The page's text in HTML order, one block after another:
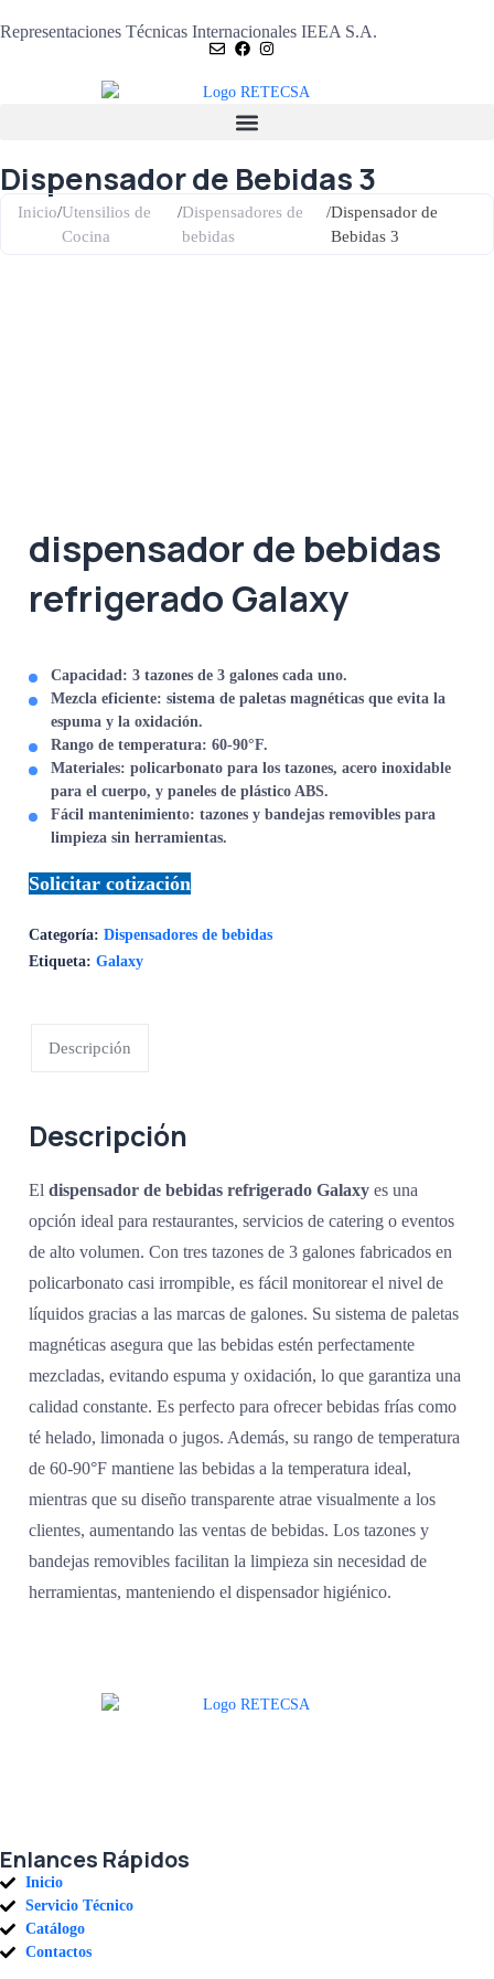
Representaciones Técnicas Internacionales IEEA S.A.
Dispensador de Bebidas 3
Inicio/Utensilios de
Cocina
/Dispensadores de
bebidas​
/Dispensador de
Bebidas 3
dispensador de bebidas
refrigerado Galaxy
Capacidad: 3 tazones de 3 galones cada uno.
Mezcla eficiente: sistema de paletas magnéticas que evita la
espuma y la oxidación.
Rango de temperatura: 60-90°F.
Materiales: policarbonato para los tazones, acero inoxidable
para el cuerpo, y paneles de plástico ABS.
Fácil mantenimiento: tazones y bandejas removibles para
limpieza sin herramientas.
Solicitar cotización
Categoría:Dispensadores de bebidas​
Etiqueta:Galaxy
Descripción
Descripción
Eldispensador de bebidas refrigerado Galaxy es una
opción ideal para restaurantes, servicios de catering o eventos
de alto volumen. Con tres tazones de 3 galones fabricados en
policarbonato casi irrompible, es fácil monitorear el nivel de
líquidos gracias a las marcas de galones. Su sistema de paletas
magnéticas asegura que las bebidas estén perfectamente
mezcladas, evitando espuma y oxidación, lo que garantiza una
calidad constante. Es perfecto para ofrecer bebidas frías como
té helado, limonada o jugos. Además, su rango de temperatura
de 60-90°F mantiene las bebidas a la temperatura ideal,
mientras que su diseño transparente atrae visualmente a los
clientes, aumentando las ventas de bebidas. Los tazones y
bandejas removibles facilitan la limpieza sin necesidad de
herramientas, manteniendo el dispensador higiénico.
Enlances Rápidos
Inicio
Servicio Técnico
Catálogo
Contactos